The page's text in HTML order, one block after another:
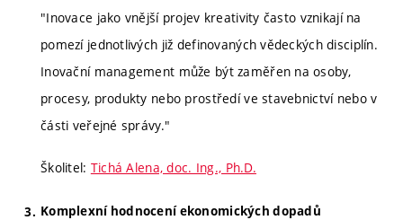
"Inovace jako vnější projev kreativity často vznikají na
pomezí jednotlivých již definovaných vědeckých disciplín.
Inovační management může být zaměřen na osoby,
procesy, produkty nebo prostředí ve stavebnictví nebo v
části veřejné správy."
Školitel: Tichá Alena, doc. Ing., Ph.D.
Komplexní hodnocení ekonomických dopadů